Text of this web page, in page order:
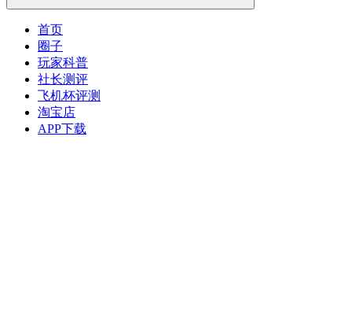
首页
圈子
玩家科普
社长测评
飞机杯评测
淘宝店
APP下载